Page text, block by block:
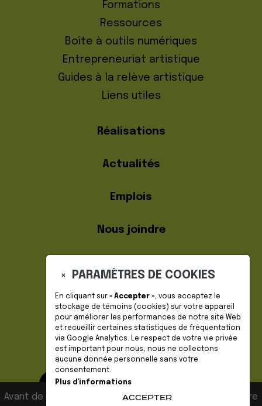
Formations
Ressources
Boîte à outils numériques
Entrepreneuriat artistique
Guides à la relève artistique
Liens utiles
Réalisations
Actualités
Emplois
Nous joindre
DEVENIR MEMBRE
Avant de naviguer sur notre site, veuillez accepter notre
× PARAMÈTRES DE COOKIES
En cliquant sur « Accepter », vous acceptez le
stockage de témoins (cookies) sur votre appareil
pour améliorer les performances de notre site Web
et recueillir certaines statistiques de fréquentation
via Google Analytics. Le respect de votre vie privée
est important pour nous, nous ne collectons
aucune donnée personnelle sans votre
consentement.
Plus d'informations
ACCEPTER